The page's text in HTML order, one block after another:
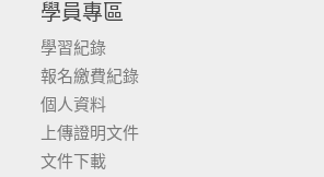
學員專區
學習紀錄
報名繳費紀錄
個人資料
上傳證明文件
文件下載